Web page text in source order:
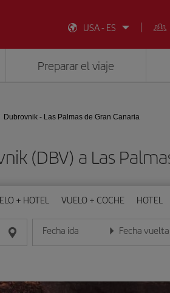
USA - ES
Preparar el viaje
Dubrovnik - Las Palmas de Gran Canaria
(DBV) a Las
+ HOTEL VUELO + COCHE HOTEL
Fecha ida
Introduce la fecha en formato día/mes/
Fecha vuelta
Introduce la